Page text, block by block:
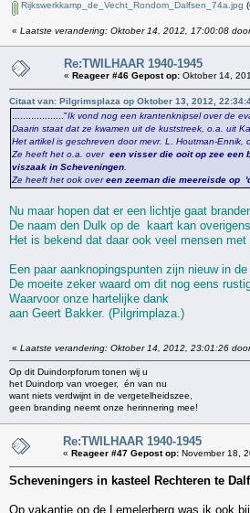
Rijkswerkkamp_de_Vecht_Rondom_Dalfsen_74a.jpg
« Laatste verandering: Oktober 14, 2012, 17:00:08
Re:TWILHAAR 1940-1945
« Reageer #46 Gepost op: Oktober 14,
Citaat van: Pilgrimsplaza op Oktober 13, 2012,
..................."Ik vond nog een krantenknipsel over de
Daarin staat dat ze kwamen uit de kuststreek, o.a. uit
Het artikel is geschreven door mevr. L. Houtman-
Ze heeft het o.a. over een visser die ooit op zee een
viszaak in Scheveningen
Ze heeft het ook overeen zeeman die meereisde op
Nu maar hopen dat er een lichtje gaat
De naam den Dulk op de kaart kan
Het is bekend dat daar ook veel mensen
Een paar aanknopingspunten zijn nieuw in
De moeite zeker waard om dit nog eens
Waarvoor onze hartelijke dank
aan Geert Bakker. (Pilgrimplaza.)
« Laatste verandering: Oktober 14, 2012, 23:01:26
Op dit Duindorpforum tonen wij u
het Duindorp van vroeger, én van nu
want niets verdwijnt in de vergetelheidszee,
geen branding neemt onze herinnering mee!
Re:TWILHAAR 1940-1945
« Reageer #47 Gepost op: November 18,
Scheveningers in kasteel Rechteren te
Op vakantie op de Lemelerberg was ik ook